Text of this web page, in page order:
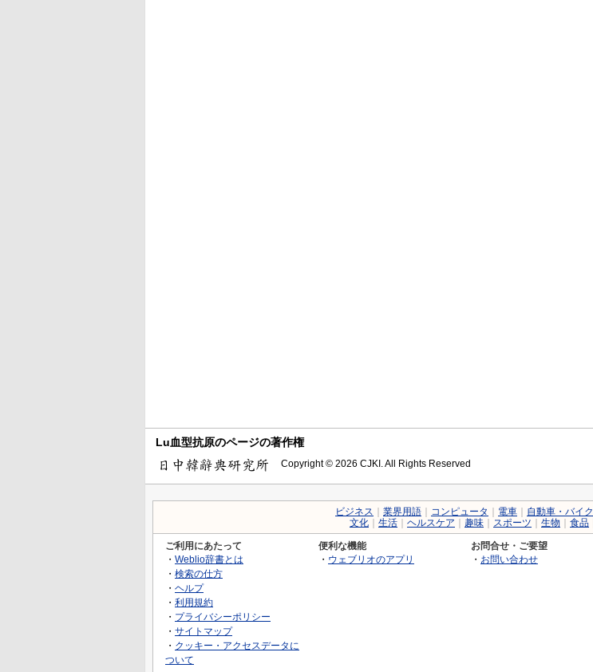
Lu血型抗原のページの著作権
Copyright © 2026 CJKI. All Rights Reserved
ビジネス 業界用語 コンピュータ 電車 自動車・バイク
文化
生活 ヘルスケア 趣味 スポーツ 生物 食品
ご利用にあたって
・ Weblio辞書とは
・ 検索の仕方
・ ヘルプ
・ 利用規約
・ プライバシーポリシー
・ サイトマップ
・ クッキー・アクセスデータに
ついて
便利な機能
・ ウェブリオのアプリ
お問合せ・ご要望
・ お問い合わせ